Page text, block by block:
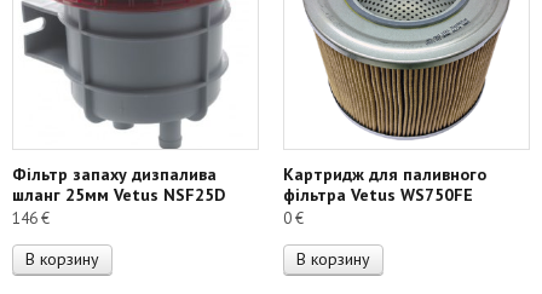
Фільтр запаху дизпалива
шланг 25мм Vetus NSF25D
146€
В корзину
Картридж для паливного
фільтра Vetus WS750FE
0€
В корзину